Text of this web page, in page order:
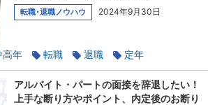
転職･退職ノウハウ 2024年9月30日
高年 転職 退職
定年
アルバイト・パートの面接を辞退したい！
上手な断り方やポイント、内定後のお断り